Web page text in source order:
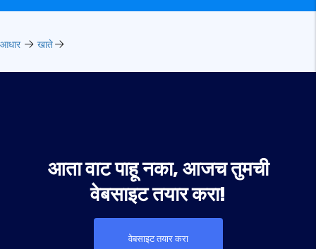
आधार खाते
आता वाट पाहू नका, आजच तुमची
वेबसाइट तयार करा!
वेबसाइट तयार करा